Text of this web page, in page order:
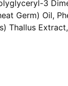
3
Germ) Oil,
Thallus